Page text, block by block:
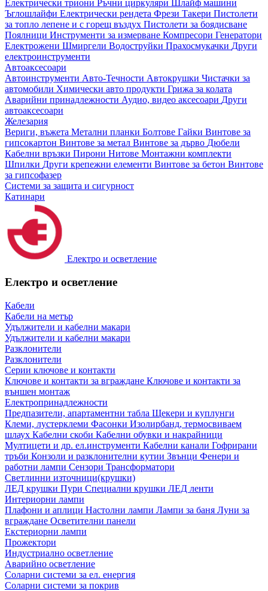
Електрически триони Ръчни циркуляри
Шлайф машини
Ъглошлайфи Електрически рендета Фрези Такери Пистолети
за топло лепене и с горещ въздух Пистолети за боядисване
Поялници Инструменти за измерване Компресори Генератори
Електрожени Шмиргели Водоструйки Прахосмукачки Други
електроинструменти
Автоаксесоари
Автоинструменти Авто-Течности Автокрушки Чистачки за
автомобили Химически авто продукти Грижа за колата
Аварийни принадлежности Аудио, видео аксесоари Други
автоаксесоари
Железария
Вериги, въжета Метални планки Болтове Гайки Винтове за
гипсокартон Винтове за метал Винтове за дърво Дюбели
Кабелни връзки Пирони Нитове Монтажни комплекти
Шпилки Други крепежни елементи Винтове за бетон Винтове
за гипсофазер
Системи за защита и сигурност
Катинари
Електро и осветление
Електро и осветление
Кабели
Кабели на метър
Удължители и кабелни макари
Удължители и кабелни макари
Разклонители
Разклонители
Серии ключове и контакти
Ключове и контакти за вграждане Ключове и контакти за
външен монтаж
Електропринадлежности
Предпазители, апартаментни табла Щекери и куплунги
Клеми, лустерклеми Фасонки Изолирбанд, термосвиваем
шлаух Кабелни скоби Кабелни обувки и накрайници
Мултицети и др. ел.инструменти Кабелни канали Гофрирани
тръби Конзоли и разклонителни кутии Звънци Фенери и
работни лампи Сензори Трансформатори
Светлинни източници(крушки)
ЛЕД крушки Пури Специални крушки ЛЕД ленти
Интериорни лампи
Плафони и аплици Настолни лампи Лампи за баня Луни за
вграждане Осветителни панели
Екстериорни лампи
Прожектори
Индустриално осветление
Аварийно осветление
Соларни системи за ел. енергия
Соларни системи за покрив